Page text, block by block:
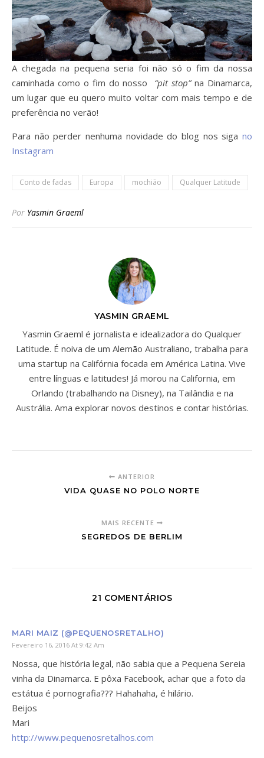
A chegada na pequena seria foi não só o fim da nossa
caminhada como o fim do nosso “pit stop”na Dinamarca,
um lugar que eu quero muito voltar com mais tempo e de
preferência no verão!
Para não perder nenhuma novidade do blog nos siga no
Instagram
Conto de fadas Europa mochião Qualquer Latitude
Por Yasmin Graeml
YASMIN GRAEML
Yasmin Graeml é jornalista e idealizadora do Qualquer
Latitude. É noiva de um Alemão Australiano, trabalha para
uma startup na Califórnia focada em América Latina. Vive
entre línguas e latitudes! Já morou na California, em
Orlando (trabalhando na Disney), na Tailândia e na
Austrália. Ama explorar novos destinos e contar histórias.
ANTERIOR
VIDA QUASE NO POLO NORTE
MAIS RECENTE
SEGREDOS DE BERLIM
21 COMENTÁRIOS
MARI MAIZ (@PEQUENOSRETALHO)
Fevereiro 16, 2016 At 9:42 Am
Nossa, que história legal, não sabia que a Pequena Sereia
vinha da Dinamarca. E pôxa Facebook, achar que a foto da
estátua é pornografia??? Hahahaha, é hilário.
Beijos
Mari
http://www.pequenosretalhos.com